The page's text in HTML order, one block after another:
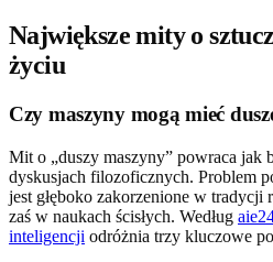
Największe mity o
życiu
Czy maszyny mogą mieć
Mit o „duszy maszyny” powraca jak
dyskusjach filozoficznych. Problem
jest głęboko zakorzenione w
zaś w naukach ścisłych. Według
inteligencji odróżnia trzy kluczowe